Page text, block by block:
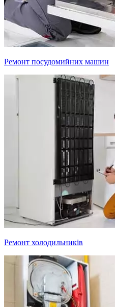
Ремонт посудомийних машин
Ремонт холодильників